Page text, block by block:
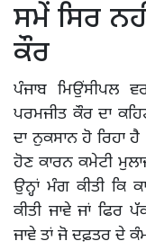
ਸਮੇਂ ਸਿਰ
ਕੌਰ
ਪੰਜਾਬ ਮਿਉਂਸੀਪਲ
ਪਰਮਜੀਤ ਕੌਰ ਦਾ
ਦਾ ਨੁਕਸਾਨ ਹੋ ਰਿਹਾ
ਹੋਣ ਕਾਰਨ ਕਮੇਟੀ
ਉਨ੍ਹਾਂ ਮੰਗ ਕੀਤੀ ਕਿ
ਕੀਤੀ ਜਾਵੇ ਜਾਂ ਫਿਰ
ਜਾਵੇ ਤਾਂ ਜੋ ਦਫ਼ਤਰ ਦੇ